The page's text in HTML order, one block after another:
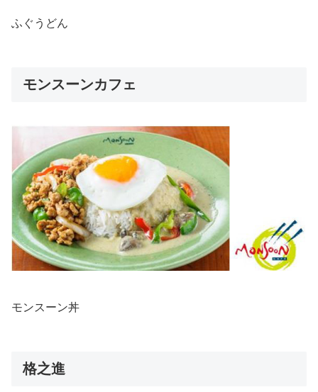
ふぐうどん
モンスーンカフェ
モンスーン丼
格之進